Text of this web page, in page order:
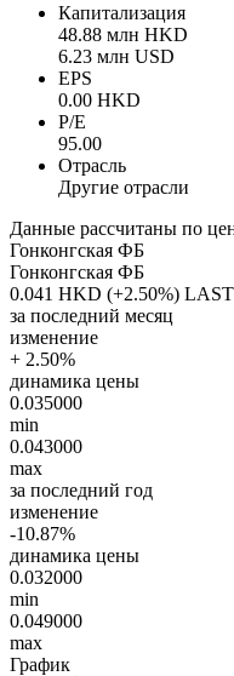
Капитализация
48.88 млн HKD
6.23 млн USD
EPS
0.00 HKD
P/E
95.00
Отрасль
Другие отрасли
Данные рассчитаны по
Гонконгская ФБ
Гонконгская ФБ
0.041 HKD (+2.50%) LAST
за последний месяц
изменение
+ 2.50%
динамика цены
0.035000
min
0.043000
max
за последний год
изменение
-10.87%
динамика цены
0.032000
min
0.049000
max
График